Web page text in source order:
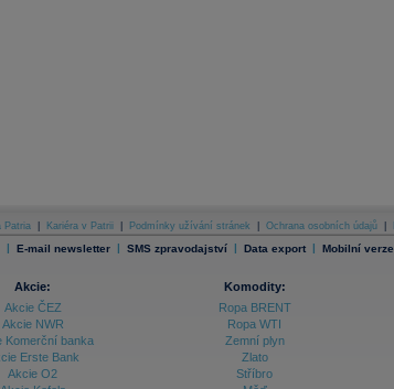
Patria Kariéra v Patrii Podmínky užívání stránek Ochrana osobních údajů
| E-mail newsletter | SMS zpravodajství | Data export | Mobilní verze
Akcie:
Akcie ČEZ
Akcie NWR
Komerční banka
Erste Bank
Akcie O2
Komodity:
Ropa BRENT
Ropa WTI
Zemní plyn
Zlato
Stříbro